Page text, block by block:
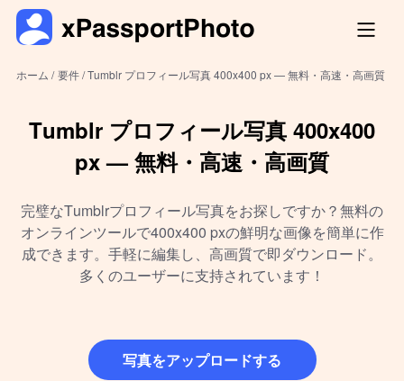
ホーム / 要件 /Tumblr プロフィール写真 400x400 px — 無料・高速・高画質
Tumblr プロフィール写真 400x400
px — 無料・高速・高画質
完璧なTumblrプロフィール写真をお探しですか？無料の
オンラインツールで400x400 pxの鮮明な画像を簡単に作
成できます。手軽に編集し、高画質で即ダウンロード。
多くのユーザーに支持されています！
写真をアップロードする